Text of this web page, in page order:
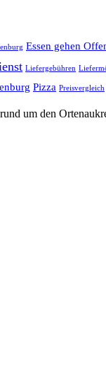
Essen gehen
Liefergebühren
Pizza Preisvergleich
um den